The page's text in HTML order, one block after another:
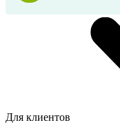
Для клиентов